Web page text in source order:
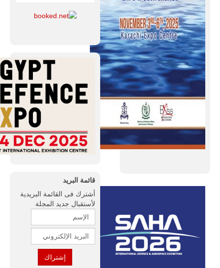
قائمة البريد
أشترك فى القائمة البريدية
لأستقبال جديد المجلة